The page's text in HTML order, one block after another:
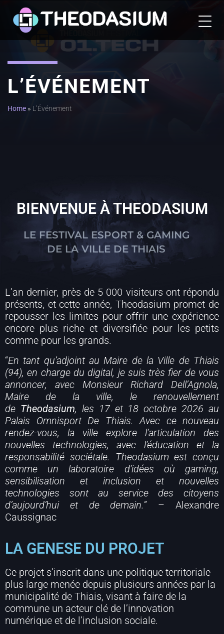
L’ÉVÉNEMENT
Home » L’Événement
BIENVENUE À THEODASIUM
LE FESTIVAL ESPORT & GAMING
DE LA VILLE DE THIAIS
L’an dernier, près de 5 000 visiteurs ont répondu
présents, et cette année, Theodasium promet de
repousser les limites pour offrir une expérience
encore plus riche et diversifiée pour les petits
comme pour les grands.
“En tant qu’adjoint au Maire de la Ville de Thiais
(94), en charge du digital, je suis très fier de vous
annoncer, avec Monsieur Richard Dell’Agnola,
Maire de la ville, le renouvellement
de Theodasium, les 17 et 18 octobre 2026 au
Palais Omnisport De Thiais.Avec ce nouveau
rendez-vous, la ville explore l’articulation des
nouvelles technologies, avec l’éducation et la
responsabilité sociétale. Theodasium est conçu
comme un laboratoire d’idées où gaming,
sensibilisation et inclusion et nouvelles
technologies sont au service des citoyens
d’aujourd’hui et de demain.” – Alexandre
Caussignac
LA GENESE DU PROJET
Ce projet s’inscrit dans une politique territoriale
plus large menée depuis plusieurs années par la
municipalité de Thiais, visant à faire de la
commune un acteur clé de l’innovation
numérique et de l’inclusion sociale.